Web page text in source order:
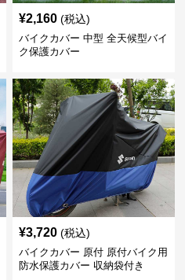
¥2,160 (税込)
バイクカバー 中型 全天候型バイ
ク保護カバー
¥3,720 (税込)
バイクカバー 原付 原付バイク用
防水保護カバー 収納袋付き